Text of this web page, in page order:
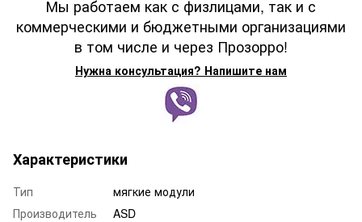
Мы работаем как с физлицами, так и с
коммерческими и бюджетными организациями
в том числе и через Прозорро!
Нужна консультация? Напишите нам
Характеристики
Тип
мягкие модули
Производитель
ASD